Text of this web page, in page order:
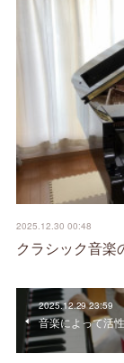
2025.12.30 00:48
クラシック音楽
2025.12.29 23:59
音楽によって活